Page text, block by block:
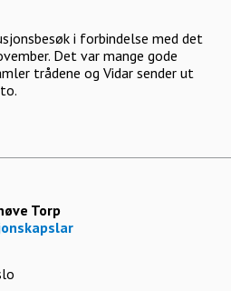
i forbindelse med det
Det var mange gode
trådene og Vidar sender ut
Torp